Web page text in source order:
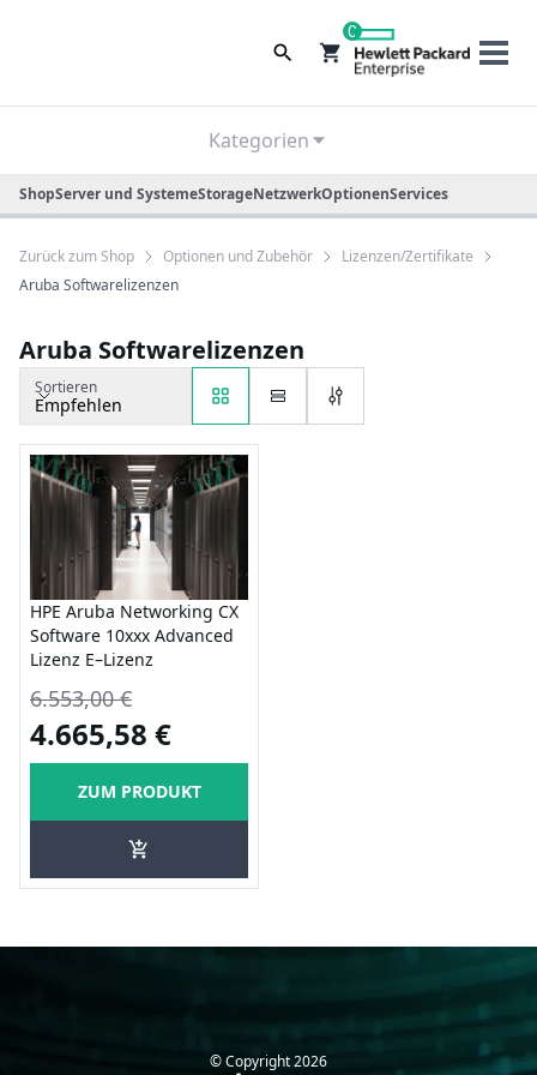
0
Kategorien
ShopServer und SystemeStorageNetzwerkOptionenServices
Zurück zum Shop Optionen und Zubehör
Lizenzen/Zertifikate
Aruba Softwarelizenzen
Aruba Softwarelizenzen
Sortieren
Empfehlen
HPE Aruba Networking CX
Software 10xxx Advanced
Lizenz E–Lizenz
6.553,00 €
4.665,58 €
ZUM PRODUKT
© Copyright2026